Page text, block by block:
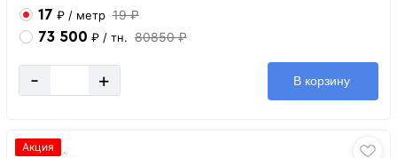
17 ₽ / метр 19 ₽
73 500 ₽ / тн. 80850 ₽
- + В корзину
Акция